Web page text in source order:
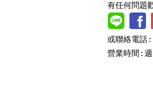
有任何問題
或聯絡電
營業時間: